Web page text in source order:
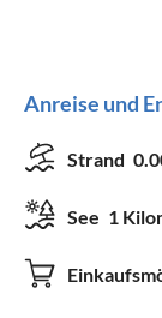
Anreise und
Strand
See 1